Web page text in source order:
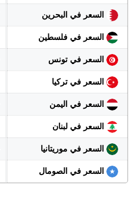
السعر في البحرين
السعر في فلسطين
السعر في تونس
السعر في تركيا
السعر في اليمن
السعر في لبنان
السعر في موريتانيا
السعر في الصومال